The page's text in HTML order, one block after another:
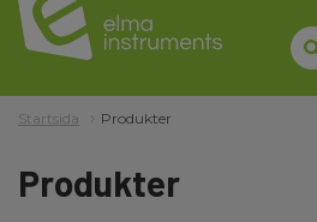
Startsida Produkter
Produkter